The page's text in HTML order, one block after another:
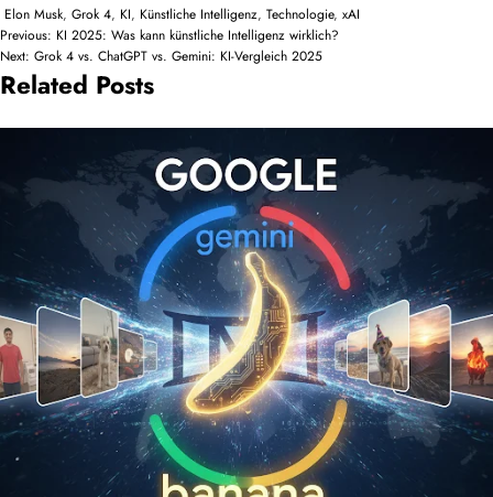
Elon Musk, Grok 4, KI, Künstliche Intelligenz, Technologie, xAI
Beitragsnavigation
Previous: KI 2025: Was kann künstliche Intelligenz wirklich?
Next: Grok 4 vs. ChatGPT vs. Gemini: KI-Vergleich 2025
Related Posts